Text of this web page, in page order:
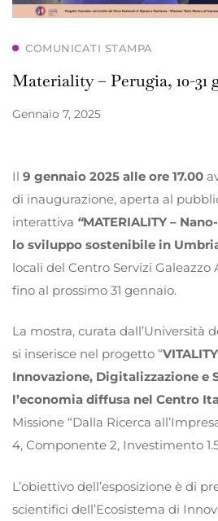
COMUNICATI STAMPA
Materiality – Perugia, 10-31
Gennaio 7, 2025
Il 9 gennaio 2025 alle ore 17.00
di inaugurazione, aperta al
interattiva “MATERIALITY –
lo sviluppo sostenibile in
locali del Centro Servizi Galeazzo
fino al prossimo 31 gennaio.
La mostra, curata dall’Università
si inserisce nel progetto “VITALITY
Innovazione, Digitalizzazione e
l’economia diffusa nel Centro
Missione “Dalla Ricerca
4, Componente 2, Investimento
L’obiettivo dell’esposizione è di
scientifici dell’Ecosistema di